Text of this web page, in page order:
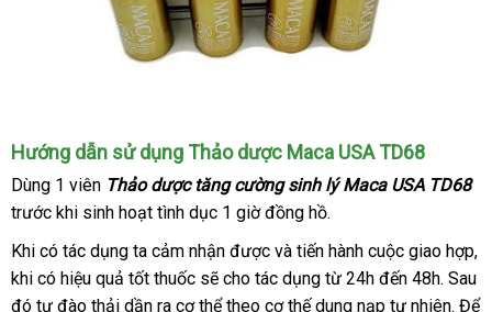
Thảo
dược
tăng
cường
lý
Maca
Hướng dẫn sử dụng Thảo dược Maca USA TD68
Dùng 1 viên Thảo dược tăng cường sinh lý Maca USA TD68
trước khi sinh hoạt tình dục 1 giờ đồng hồ.
giá
bán
lẻ
Khi có tác dụng ta cảm nhận lừa
đảo
được đặt
hàng
và tiến hành cuộc giao hợp,
khi có hiệu quả tốt thuốc an
toàn
sẽ cho tác dụng từ 24h đến 48hshop
. Sau
đó tự đào thải dần ra cơ thể theo cơ thế dung nạp tự nhiênđăng
. Để